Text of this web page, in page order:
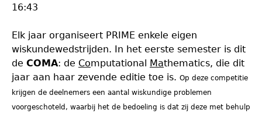
16:43
Elk jaar organiseert PRIME enkele eigen
wiskundewedstrijden. In het eerste semester is dit
de COMA: de Computational Mathematics, die dit
jaar aan haar zevende editie toe is. Op deze competitie
krijgen de deelnemers een aantal wiskundige problemen
voorgeschoteld, waarbij het de bedoeling is dat zij deze met behulp